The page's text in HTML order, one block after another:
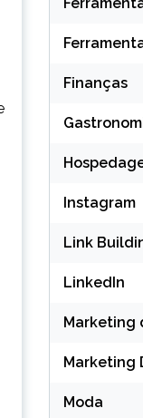
Finanças
Instagram
Link
LinkedIn
Marketing
Marketing
Moda